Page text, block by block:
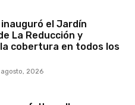
inauguró el Jardín
La Reducción y
cobertura en todos los
agosto, 2026